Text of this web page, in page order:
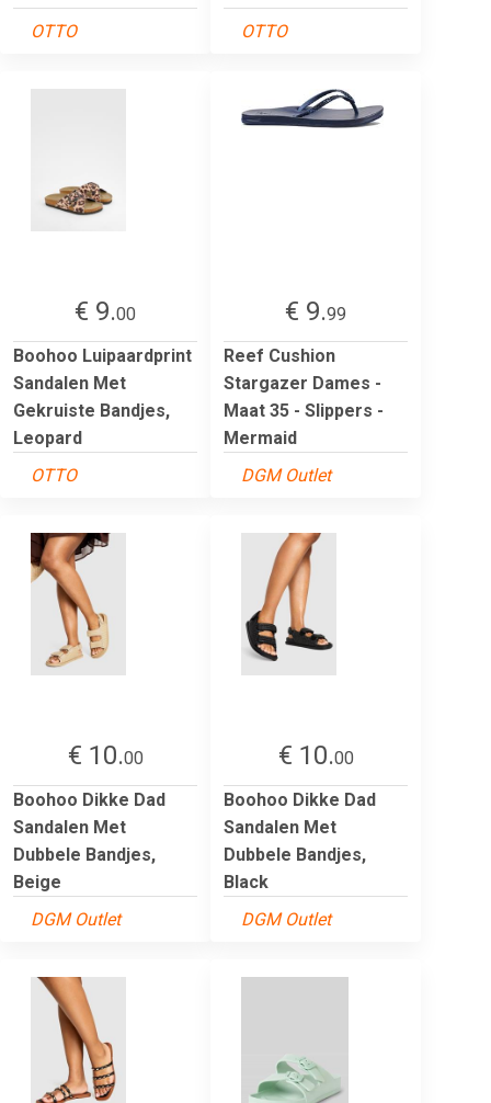
OTTO OTTO
€ 9.00
Boohoo Luipaardprint
Sandalen Met
Gekruiste Bandjes,
Leopard
OTTO
€ 9.99
Reef Cushion
Stargazer Dames -
Maat 35 - Slippers -
Mermaid
DGM Outlet
€ 10.00
Boohoo Dikke Dad
Sandalen Met
Dubbele Bandjes,
Beige
DGM Outlet
€ 10.00
Boohoo Dikke Dad
Sandalen Met
Dubbele Bandjes,
Black
DGM Outlet